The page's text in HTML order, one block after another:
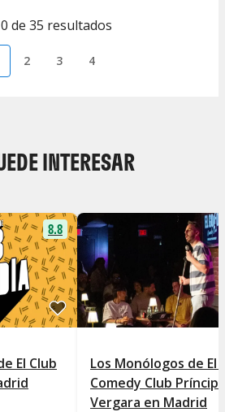
de 35 resultados
2 3 4
INTERESAR
8.8
El Club
Los Monólogos de El
Comedy Club
Vergara en Madrid